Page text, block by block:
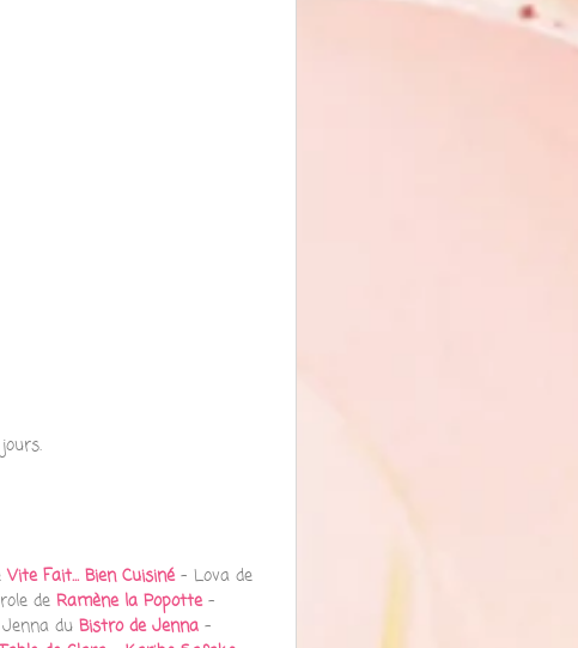
Vite Fait... Bien Cuisiné - Lova de
de Ramène la Popotte -
du Bistro de Jenna -